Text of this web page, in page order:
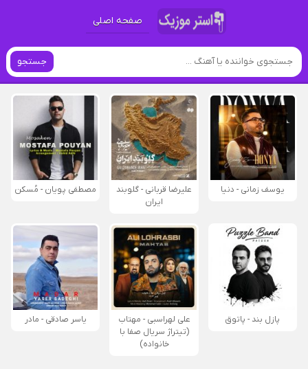
صفحه اصلی
جستجو
یوسف زمانی - دنیا
علیرضا قربانی - گلوبند
ایران
مصطفی پویان - مُسکن
پازل بند - پاتوق
علی لهراسبی - مهتاب
(تیتراژ سریال صفا با
خانواده)
یاسر صادقی - مادر